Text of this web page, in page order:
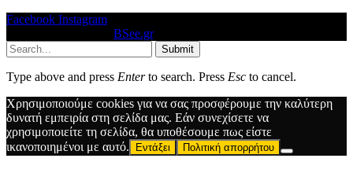
Facebook Instagram
BSee.gr.
Submit
Type above and press Enterto search. Press Esc to cancel.
Χρησιμοποιούμε cookies για να σας προσφέρουμε την καλύτερη
δυνατή εμπειρία στη σελίδα μας. Εάν συνεχίσετε να
χρησιμοποιείτε τη σελίδα, θα υποθέσουμε πως είστε
ικανοποιημένοι με αυτό.
Εντάξει Πολιτική απορρήτου